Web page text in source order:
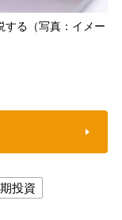
する（写真：イメー
投資